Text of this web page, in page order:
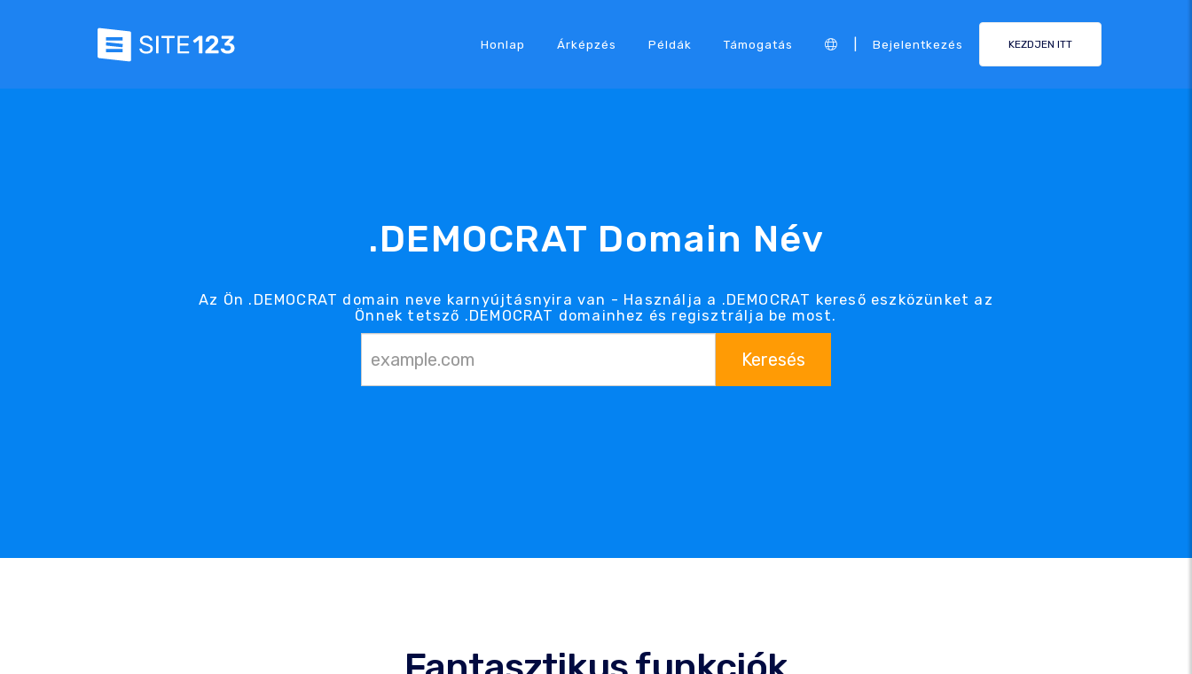
Honlap Árképzés Példák Támogatás Bejelentkezés KEZDJEN ITT
.DEMOCRAT Domain Név
Az Ön .DEMOCRAT domain neve karnyújtásnyira van - Használja a .DEMOCRAT kereső eszközünket az
Önnek tetsző .DEMOCRAT domainhez és regisztrálja be most.
Keresés